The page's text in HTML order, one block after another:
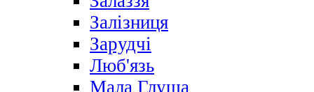
Залізниця
Зарудчі
Люб'язь
Мала Глуша